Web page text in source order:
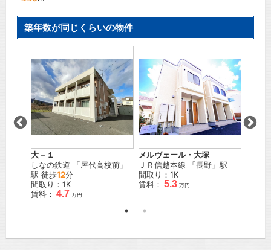
築年数が同じくらいの物件
大－１
しなの鉄道 「屋代高校前 」
駅 徒歩12分
間取り：1K
賃料： 4.7 万円
メルヴェール・大塚
ＪＲ信越本線 「長野 」駅
間取り：1K
賃料： 5.3 万円